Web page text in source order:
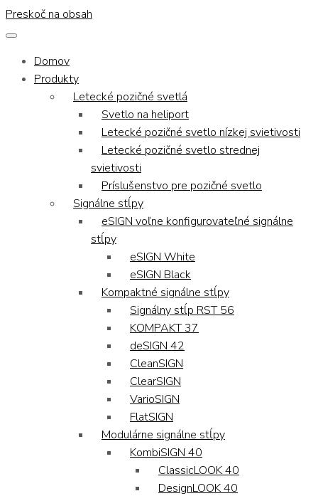
Preskoč na obsah
Domov
Produkty
Letecké pozičné svetlá
Svetlo na heliport
Letecké pozičné svetlo nízkej svietivosti
Letecké pozičné svetlo strednej
svietivosti
Príslušenstvo pre pozičné svetlo
Signálne stĺpy
eSIGN voľne konfigurovateľné signálne
stĺpy
eSIGN White
eSIGN Black
Kompaktné signálne stĺpy
Signálny stĺp RST 56
KOMPAKT 37
deSIGN 42
CleanSIGN
ClearSIGN
VarioSIGN
FlatSIGN
Modulárne signálne stĺpy
KombiSIGN 40
ClassicLOOK 40
DesignLOOK 40